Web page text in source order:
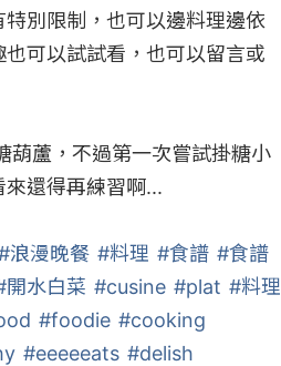
別限制，也可以邊料理邊依
可以試試看，也可以留言或
葫蘆，不過第一次嘗試掛糖小
還得再練習啊...
浪漫晚餐 #料理 #食譜 #食譜
開水白菜 #cusine #plat #料理
#foodie #cooking
#eeeeeats #delish